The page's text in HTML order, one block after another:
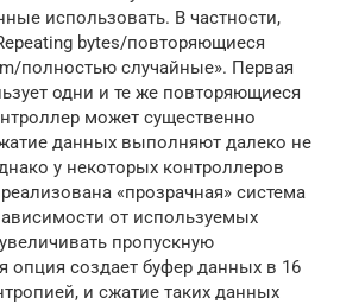
использовать. В частности,
bytes/повторяющиеся
полностью случайные». Первая
одни и те же повторяющиеся
может существенно
данных выполняют далеко не
у некоторых контроллеров
«прозрачная» система
от используемых
пропускную
опция создает буфер данных в 16
и сжатие таких данных